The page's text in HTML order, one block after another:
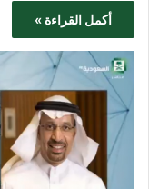
أكمل القراءة »